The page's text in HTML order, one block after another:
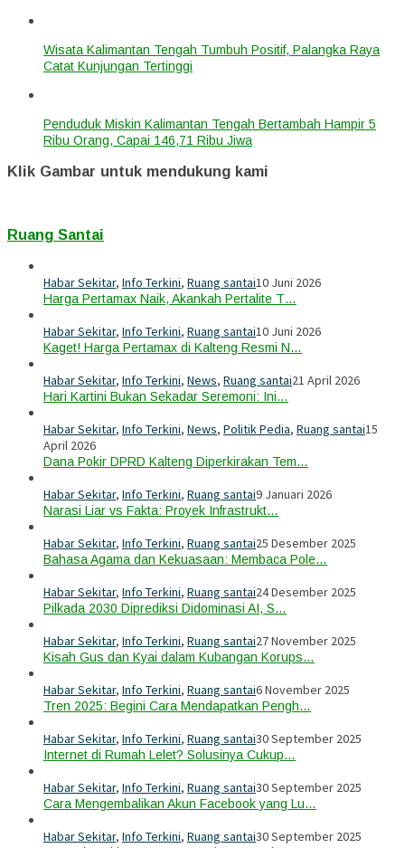
Wisata Kalimantan Tengah Tumbuh Positif, Palangka Raya
Catat Kunjungan Tertinggi
Penduduk Miskin Kalimantan Tengah Bertambah Hampir 5
Ribu Orang, Capai 146,71 Ribu Jiwa
Klik Gambar untuk mendukung kami
Ruang Santai
Habar Sekitar, Info Terkini, Ruang santai10 Juni 2026
Harga Pertamax Naik, Akankah Pertalite T…
Habar Sekitar, Info Terkini, Ruang santai10 Juni 2026
Kaget! Harga Pertamax di Kalteng Resmi N…
Habar Sekitar, Info Terkini, News, Ruang santai21 April 2026
Hari Kartini Bukan Sekadar Seremoni: Ini…
Habar Sekitar, Info Terkini, News, Politik Pedia, Ruang santai15
April 2026
Dana Pokir DPRD Kalteng Diperkirakan Tem…
Habar Sekitar, Info Terkini, Ruang santai9 Januari 2026
Narasi Liar vs Fakta: Proyek Infrastrukt…
Habar Sekitar, Info Terkini, Ruang santai25 Desember 2025
Bahasa Agama dan Kekuasaan: Membaca Pole…
Habar Sekitar, Info Terkini, Ruang santai24 Desember 2025
Pilkada 2030 Diprediksi Didominasi AI, S…
Habar Sekitar, Info Terkini, Ruang santai27 November 2025
Kisah Gus dan Kyai dalam Kubangan Korups…
Habar Sekitar, Info Terkini, Ruang santai6 November 2025
Tren 2025: Begini Cara Mendapatkan Pengh…
Habar Sekitar, Info Terkini, Ruang santai30 September 2025
Internet di Rumah Lelet? Solusinya Cukup…
Habar Sekitar, Info Terkini, Ruang santai30 September 2025
Cara Mengembalikan Akun Facebook yang Lu…
Habar Sekitar, Info Terkini, Ruang santai30 September 2025